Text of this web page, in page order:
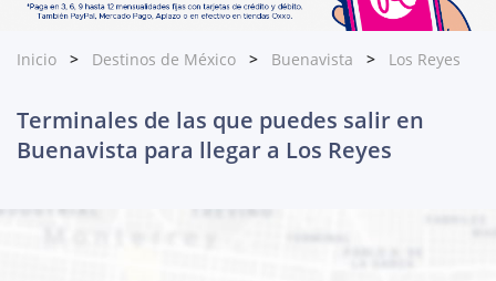
Inicio Destinos de México Buenavista Los Reyes
Terminales de las que puedes salir en
Buenavista para llegar a Los Reyes